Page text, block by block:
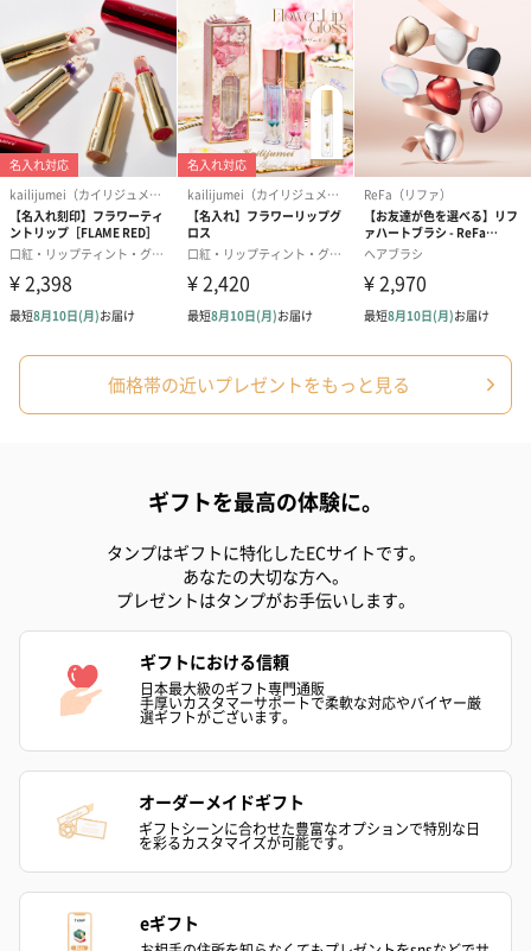
価格帯の近いプレゼントをもっと見る
ギフトを最高の体験に。
タンプはギフトに特化したECサイトです。
あなたの大切な方へ。
プレゼントはタンプがお手伝いします。
ギフトにおける信頼
日本最大級のギフト専門通販
手厚いカスタマーサポートで柔軟な対応やバイヤー厳
選ギフトがございます。
オーダーメイドギフト
ギフトシーンに合わせた豊富なオプションで特別な日
を彩るカスタマイズが可能です。
eギフト